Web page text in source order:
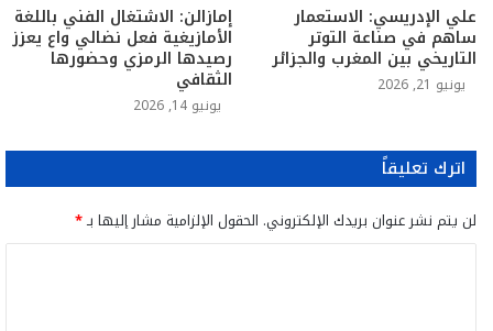
علي الإدريسي: الاستعمار
ساهم في صناعة التوتر
التاريخي بين المغرب والجزائر
يونيو 21, 2026
إمازالن: الاشتغال الفني باللغة
الأمازيغية فعل نضالي واع يعزز
رصيدها الرمزي وحضورها
الثقافي
يونيو 14, 2026
اترك تعليقاً
لن يتم نشر عنوان بريدك الإلكتروني. الحقول الإلزامية مشار إليها بـ*